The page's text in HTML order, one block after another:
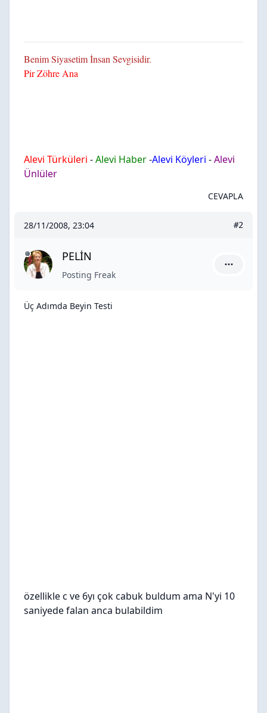
Benim Siyasetim İnsan Sevgisidir.
Pir Zöhre Ana
Alevi Türküleri -Alevi Haber-Alevi Köyleri -Alevi
Ünlüler
CEVAPLA
28/11/2008, 23:04 #2
PELİN
Posting Freak
Üç Adımda Beyin Testi
özellikle c ve 6yı çok cabuk buldum ama N'yi 10
saniyede falan anca bulabildim